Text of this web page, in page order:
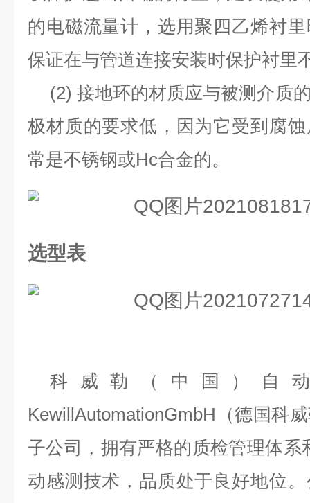
的电磁流量计，选用聚四乙烯衬
保证在与管道连接安装时保护衬里
(2)接地环的材质应与被测介质
极材质的要求低，因为它受到腐
常是不锈钢或Hc合金的。
选型表
科威勒（中国）自
KewillAutomationGmbH（德国科
子公司，拥有严格的质检管理体系
动感测技术，品质处于良好地位